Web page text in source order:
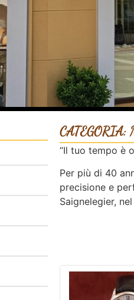
“Il tuo tempo è
Per più di 40
precisione e
Saignelegier,